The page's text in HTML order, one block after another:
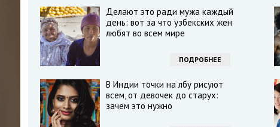
Делают это ради мужа каждый
день: вот за что узбекских жен
любят во всем мире
ПОДРОБНЕЕ
В Индии точки на лбу рисуют
всем, от девочек до старух:
зачем это нужно